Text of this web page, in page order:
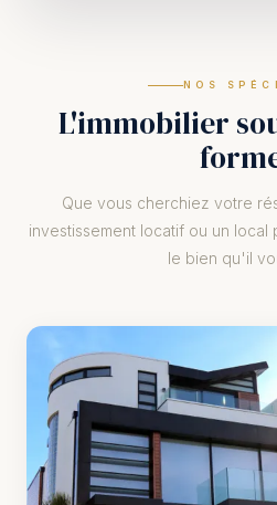
NOS
L'immobilier
Que vous cherchiez votre
investissement locatif ou un local
le bien qu'il